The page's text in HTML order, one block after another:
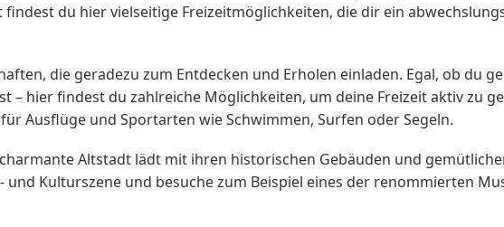
du hier vielseitige Freizeitmöglichkeiten, die dir ein
die geradezu zum Entdecken und Erholen einladen. Egal, ob du
hier findest du zahlreiche Möglichkeiten, um deine Freizeit aktiv zu
Ausflüge und Sportarten wie Schwimmen, Surfen oder Segeln.
Altstadt lädt mit ihren historischen Gebäuden und
Kulturszene und besuche zum Beispiel eines der renommierten